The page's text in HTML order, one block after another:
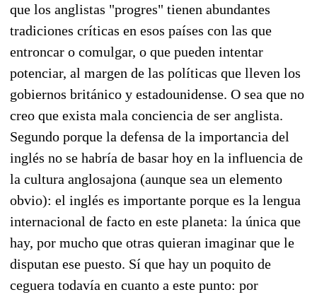
que los anglistas "progres" tienen abundantes
tradiciones críticas en esos países con las que
entroncar o comulgar, o que pueden intentar
potenciar, al margen de las políticas que lleven los
gobiernos británico y estadounidense. O sea que no
creo que exista mala conciencia de ser anglista.
Segundo porque la defensa de la importancia del
inglés no se habría de basar hoy en la influencia de
la cultura anglosajona (aunque sea un elemento
obvio): el inglés es importante porque es la lengua
internacional de facto en este planeta: la única que
hay, por mucho que otras quieran imaginar que le
disputan ese puesto. Sí que hay un poquito de
ceguera todavía en cuanto a este punto: por